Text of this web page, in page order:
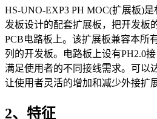
HS-UNO-EXP3 PH MOC(扩展板)
发板设计的配套扩展板，把开发板
PCB电路板上。该扩展板兼容本所
列的开发板。电路板上设有PH2.0
满足使用者的不同接线需求。可以
让使用者灵活的增加和减少外接扩
2、特征